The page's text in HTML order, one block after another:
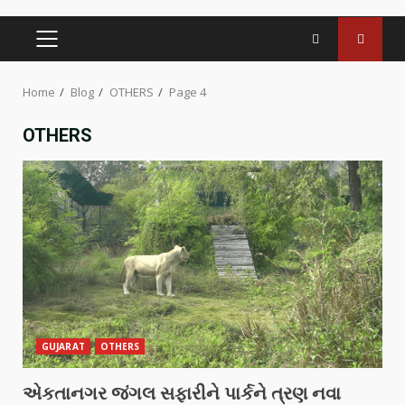
Home Blog OTHERS Page 4
OTHERS
GUJARAT OTHERS
એકતાનગર જંગલ સફારીને પાર્કને ત્રણ નવા